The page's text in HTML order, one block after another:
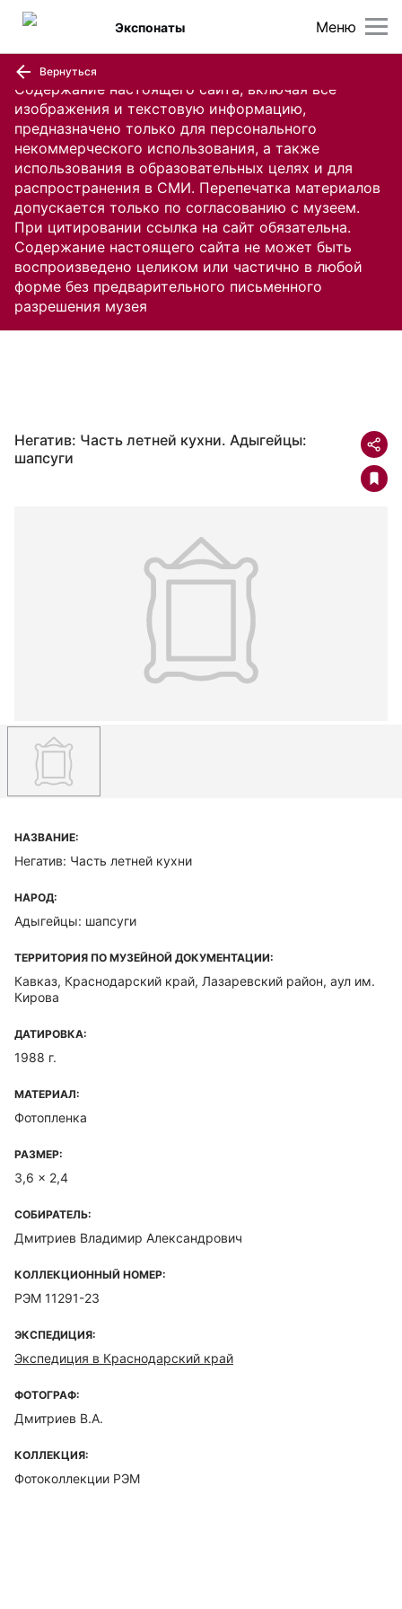
Содержание настоящего сайта, включая все
изображения и текстовую информацию,
предназначено только для персонального
некоммерческого использования, а также
использования в образовательных целях и для
распространения в СМИ. Перепечатка материалов
допускается только по согласованию с музеем.
При цитировании ссылка на сайт обязательна.
Содержание настоящего сайта не может быть
воспроизведено целиком или частично в любой
форме без предварительного письменного
разрешения музея
Меню
Экспонаты
Вернуться
Негатив: Часть летней кухни. Адыгейцы:
шапсуги
НАЗВАНИЕ:
Негатив: Часть летней кухни
НАРОД:
Адыгейцы: шапсуги
ТЕРРИТОРИЯ ПО МУЗЕЙНОЙ ДОКУМЕНТАЦИИ:
Кавказ, Краснодарский край, Лазаревский район, аул им.
Кирова
ДАТИРОВКА:
1988 г.
МАТЕРИАЛ:
Фотопленка
РАЗМЕР:
3,6 x 2,4
СОБИРАТЕЛЬ:
Дмитриев Владимир Александрович
КОЛЛЕКЦИОННЫЙ НОМЕР:
РЭМ 11291-23
ЭКСПЕДИЦИЯ:
Экспедиция в Краснодарский край
ФОТОГРАФ:
Дмитриев В.А.
КОЛЛЕКЦИЯ:
Фотоколлекции РЭМ